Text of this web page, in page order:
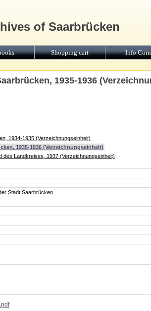
1935-1936
1934-1935 (Verzeichnungseinheit)
1935-1936 (Verzeichnungseinheit)
Landkreises, 1937 (Verzeichnungseinheit)
Stadt Saarbrücken
of Saarbrücken
Shopping cart Info